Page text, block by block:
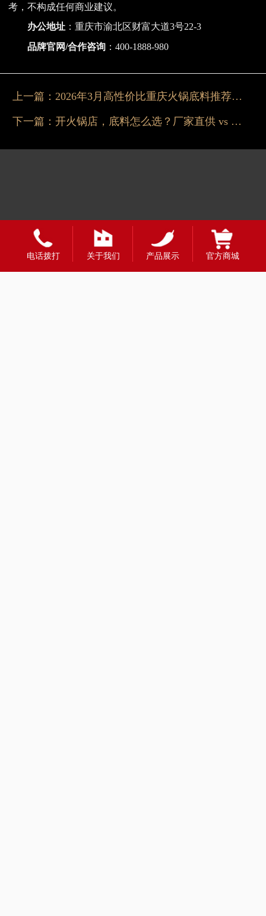
考，不构成任何商业建议。
办公地址 ：重庆市渝北区财富大道3号22-3
品牌官网/合作咨询 ：400-1888-980
上一篇： 2026年3月高性价比重庆火锅底料推荐：质量靠谱、开店首选
下一篇： 开火锅店，底料怎么选？厂家直供 vs 市场采购全对比
友情链接：
电话拨打 关于我们 产品展示 官方商城